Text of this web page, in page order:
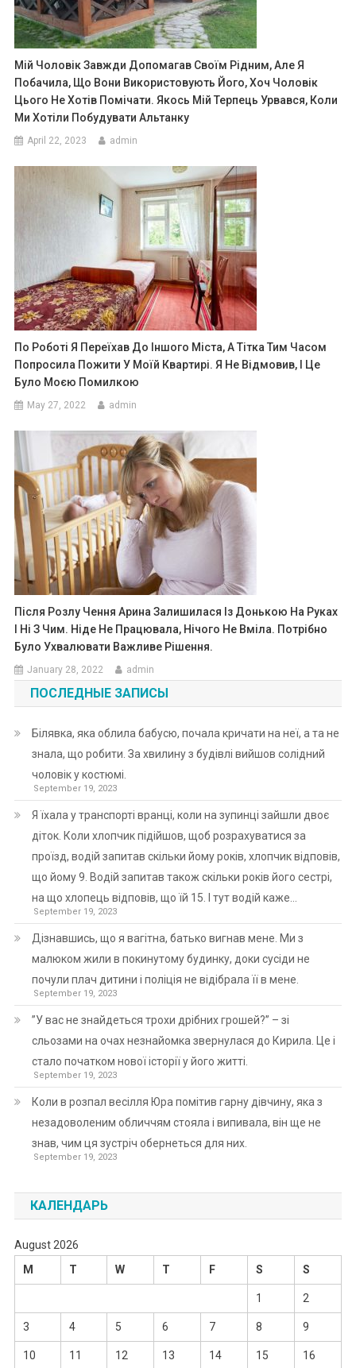
Мій Чоловік Завжди Допомагав Своїм Рідним, Але Я
Побачила, Що Вони Використовують Його, Хоч Чоловік
Цього Не Хотів Помічати. Якось Мій Терпець Урвався, Коли
Ми Хотіли Побудувати Альтанку
April 22, 2023 admin
По Роботі Я Переїхав До Іншого Міста, А Тітка Тим Часом
Попросила Пожити У Моїй Квартирі. Я Не Відмовив, І Це
Було Моєю Помилкою
May 27, 2022 admin
Після Розлу Чення Арина Залишилася Із Донькою На Руках
І Ні З Чим. Ніде Не Працювала, Нічого Не Вміла. Потрібно
Було Ухвалювати Важливе Рішення.
January 28, 2022 admin
ПОСЛЕДНЫЕ ЗАПИСЫ
Білявка, яка облила бабусю, почала кричати на неї, а та не
знала, що робити. За хвилину з будівлі вийшов солідний
чоловік у костюмі.
September 19, 2023
Я їхала у транспорті вранці, коли на зупинці зайшли двоє
діток. Коли хлопчик підійшов, щоб розрахуватися за
проїзд, водій запитав скільки йому років, хлопчик відповів,
що йому 9. Водій запитав також скільки років його сестрі,
на що хлопець відповів, що їй 15. І тут водій каже…
September 19, 2023
Дізнавшись, що я вагітна, батько вигнав мене. Ми з
малюком жили в покинутому будинку, доки сусіди не
почули плач дитини і поліція не відібрала її в мене.
September 19, 2023
”У вас не знайдеться трохи дрібних грошей?” – зі
сльозами на очах незнайомка звернулася до Кирила. Це і
стало початком нової історії у його житті.
September 19, 2023
Коли в розпал весілля Юра помітив гарну дівчину, яка з
незадоволеним обличчям стояла і випивала, він ще не
знав, чим ця зустріч обернеться для них.
September 19, 2023
КАЛЕНДАРЬ
August 2026
M
T W T F S S
1 2
3 4 5 6 7 8 9
10 11 12 13 14 15 16